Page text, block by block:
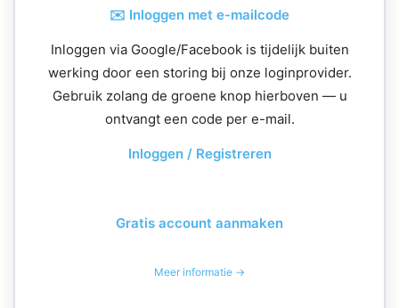
✉️ Inloggen met e-mailcode
Inloggen via Google/Facebook is tijdelijk buiten
werking door een storing bij onze loginprovider.
Gebruik zolang de groene knop hierboven — u
ontvangt een code per e-mail.
Inloggen / Registreren
Gratis account aanmaken
Meer informatie →